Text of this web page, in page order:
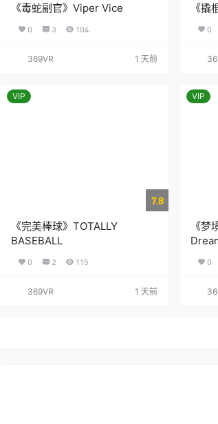
《毒蛇副官》Viper Vice
0 3 104
369VR 1 天前
《
0
VIP
7.8
《完美棒球》TOTALLY
BASEBALL
0 2 115
369VR 1 天前
VIP
《梦
0